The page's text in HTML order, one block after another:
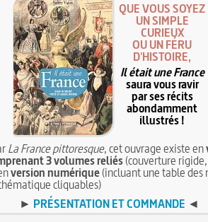
QUE VOUS SOYEZ
UN SIMPLE
CURIEUX
OU UN FÉRU
D'HISTOIRE,
Il était une France
saura vous ravir
par ses récits
abondamment
illustrés !
La France pittoresque, cet ouvrage existe en
3 volumes reliés(couverture
version numérique(incluant une table des
cliquables)
► PRÉSENTATION ET COMMANDE ◄